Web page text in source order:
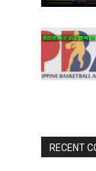
RECENT